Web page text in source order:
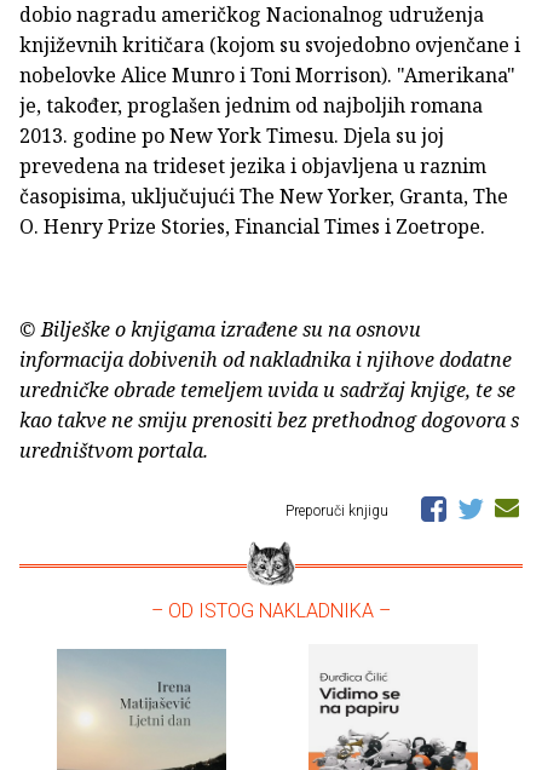
dobio nagradu američkog Nacionalnog udruženja
književnih kritičara (kojom su svojedobno ovjenčane i
nobelovke Alice Munro i Toni Morrison). "Amerikana"
je, također, proglašen jednim od najboljih romana
2013. godine po New York Timesu. Djela su joj
prevedena na trideset jezika i objavljena u raznim
časopisima, uključujući The New Yorker, Granta, The
O. Henry Prize Stories, Financial Times i Zoetrope.
© Bilješke o knjigama izrađene su na osnovu
informacija dobivenih od nakladnika i njihove dodatne
uredničke obrade temeljem uvida u sadržaj knjige, te se
kao takve ne smiju prenositi bez prethodnog dogovora s
uredništvom portala.
Preporuči knjigu
– OD ISTOG NAKLADNIKA –